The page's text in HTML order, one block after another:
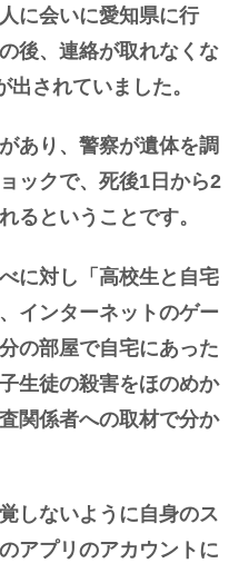
に会いに愛知県に行
後、連絡が取れなくな
されていました。
あり、警察が遺体を調
ックで、死後1日から2
るということです。
に対し「高校生と自宅
インターネットのゲー
の部屋で自宅にあった
生徒の殺害をほのめか
関係者への取材で分か
しないように自身のス
アプリのアカウントに